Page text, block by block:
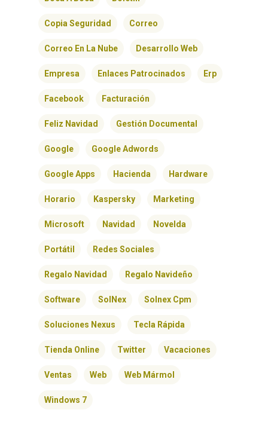
Copia Seguridad Correo
Correo En La Nube Desarrollo Web
Empresa Enlaces Patrocinados Erp
Facebook Facturación
Feliz Navidad Gestión Documental
Google Google Adwords
Google Apps Hacienda Hardware
Horario Kaspersky Marketing
Microsoft Navidad Novelda
Portátil Redes Sociales
Regalo Navidad Regalo Navideño
Software SolNex Solnex Cpm
Soluciones Nexus Tecla Rápida
Tienda Online Twitter Vacaciones
Ventas Web Web Mármol
Windows 7
BLOG
CONTACTO